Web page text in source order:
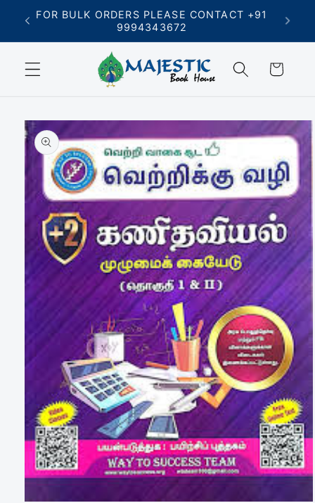
Skip to
content
FREE SHIPPING ON ORDERS ABOVE ₹699
Cart
Skip to
product
information